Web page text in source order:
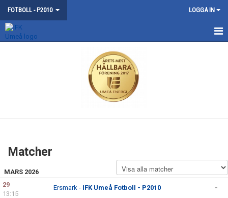
FOTBOLL - P2010 LOGGA IN
BILDGALLERI
Matcher
MARS 2026
29
13:15
Ersmark - IFK Umeå Fotboll - P2010 -